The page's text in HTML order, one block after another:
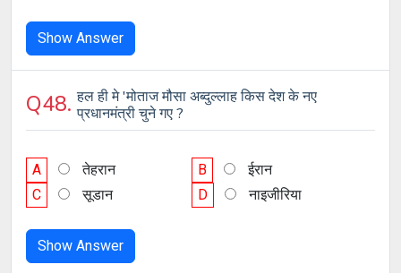
Show Answer
Q48.हल ही मे 'मोताज मौसा अब्दुल्लाह किस देश के नए
प्रधानमंत्री चुने गए ?
A तेहरान B
ईरान
C
सूडान D नाइजीरिया
Show Answer